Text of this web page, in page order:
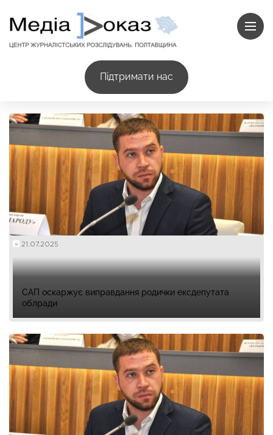
Підтримати нас
21.07.2025
САП оскаржує виправдання родички ексдепутата
облради